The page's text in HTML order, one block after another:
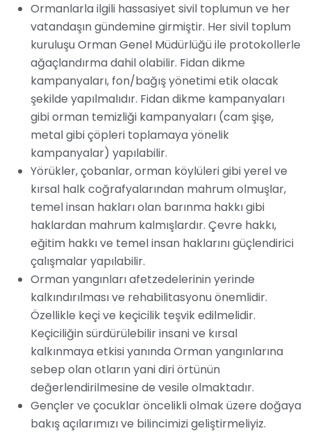
Ormanlarla ilgili hassasiyet sivil toplumun ve her
vatandaşın gündemine girmiştir. Her sivil toplum
kuruluşu Orman Genel Müdürlüğü ile protokollerle
ağaçlandırma dahil olabilir. Fidan dikme
kampanyaları, fon/bağış yönetimi etik olacak
şekilde yapılmalıdır. Fidan dikme kampanyaları
gibi orman temizliği kampanyaları (cam şişe,
metal gibi çöpleri toplamaya yönelik
kampanyalar) yapılabilir.
Yörükler, çobanlar, orman köylüleri gibi yerel ve
kırsal halk coğrafyalarından mahrum olmuşlar,
temel insan hakları olan barınma hakkı gibi
haklardan mahrum kalmışlardır. Çevre hakkı,
eğitim hakkı ve temel insan haklarını güçlendirici
çalışmalar yapılabilir.
Orman yangınları afetzedelerinin yerinde
kalkındırılması ve rehabilitasyonu önemlidir.
Özellikle keçi ve keçicilik teşvik edilmelidir.
Keçiciliğin sürdürülebilir insani ve kırsal
kalkınmaya etkisi yanında Orman yangınlarına
sebep olan otların yani diri örtünün
değerlendirilmesine de vesile olmaktadır.
Gençler ve çocuklar öncelikli olmak üzere doğaya
bakış açılarımızı ve bilincimizi geliştirmeliyiz.